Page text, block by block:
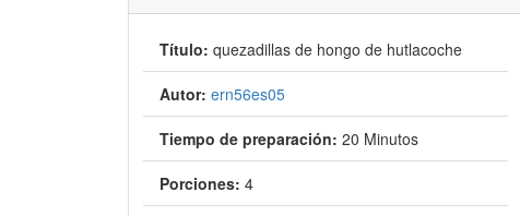
Título: quezadillas de hongo de hutlacoche
Autor: ern56es05
Tiempo de preparación: 20 Minutos
Porciones: 4